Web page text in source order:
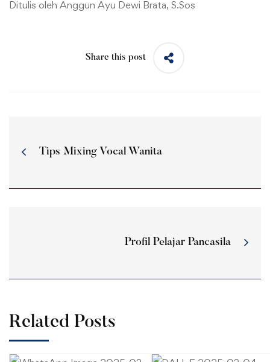
Ditulis oleh Anggun Ayu Dewi Brata, S.Sos
Share this post
Tips Mixing Vocal Wanita
Profil Pelajar Pancasila
Related Posts